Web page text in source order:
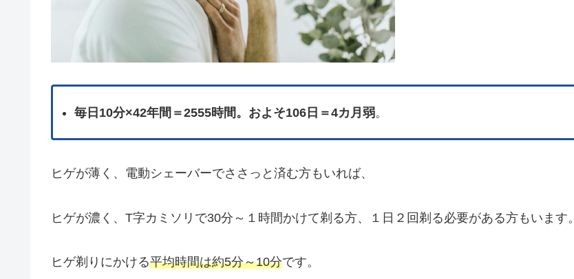
毎日10分×42年間＝2555時間。およそ106日＝4カ月弱。
ヒゲが薄く、電動シェーバーでささっと済む方もいれば、
ヒゲが濃く、T字カミソリで30分～１時間かけて剃る方、１日２回剃る必要がある方もいます。
ヒゲ剃りにかける平均時間は約5分～10分です。